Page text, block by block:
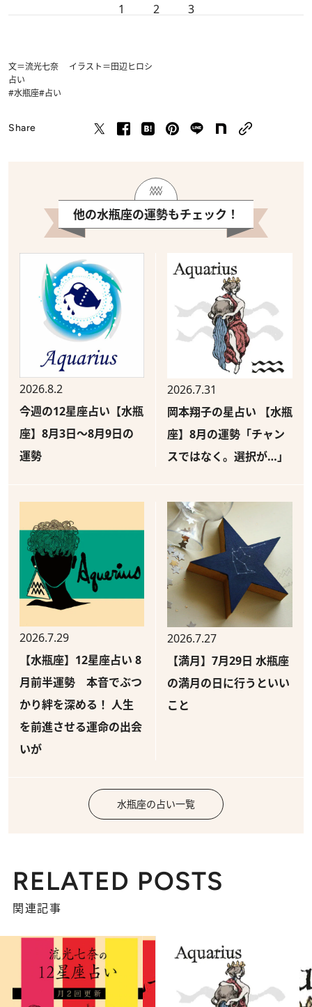
1 2 3
文＝流光七奈 イラスト＝田辺ヒロシ
占い
#水瓶座#占い
Share
他の水瓶座の運勢もチェック！
2026.8.2
今週の12星座占い【水瓶
座】8月3日～8月9日の
運勢
2026.7.31
岡本翔子の星占い 【水瓶
座】8月の運勢「チャン
スではなく。選択が…」
2026.7.29
【水瓶座】12星座占い 8
月前半運勢 本音でぶつ
かり絆を深める！ 人生
を前進させる運命の出会
いが
2026.7.27
【満月】7月29日 水瓶座
の満月の日に行うといい
こと
水瓶座の占い一覧
RELATED POSTS
関連記事